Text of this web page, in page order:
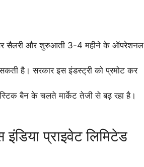
सैलरी और शुरुआती 3-4 महीने के ऑपरेशनल
है। सरकार इस इंडस्ट्री को प्रमोट कर
बैन के चलते मार्केट तेजी से बढ़ रहा है।
प्राइवेट लिमिटेड